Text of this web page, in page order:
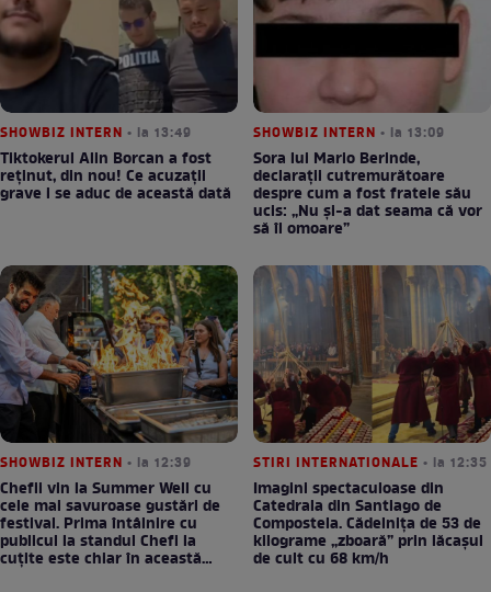
SHOWBIZ INTERN • la 13:49
Tiktokerul Alin Borcan a fost
reținut, din nou! Ce acuzații
grave i se aduc de această dată
SHOWBIZ INTERN • la 13:09
Sora lui Mario Berinde,
declarații cutremurătoare
despre cum a fost fratele său
ucis: „Nu și-a dat seama că vor
să îl omoare”
SHOWBIZ INTERN • la 12:39
Chefii vin la Summer Well cu
cele mai savuroase gustări de
festival. Prima întâlnire cu
publicul la standul Chefi la
cuțite este chiar în această
STIRI INTERNATIONALE • la 12:35
Imagini spectaculoase din
Catedrala din Santiago de
Compostela. Cădelnița de 53 de
kilograme „zboară” prin lăcașul
de cult cu 68 km/h